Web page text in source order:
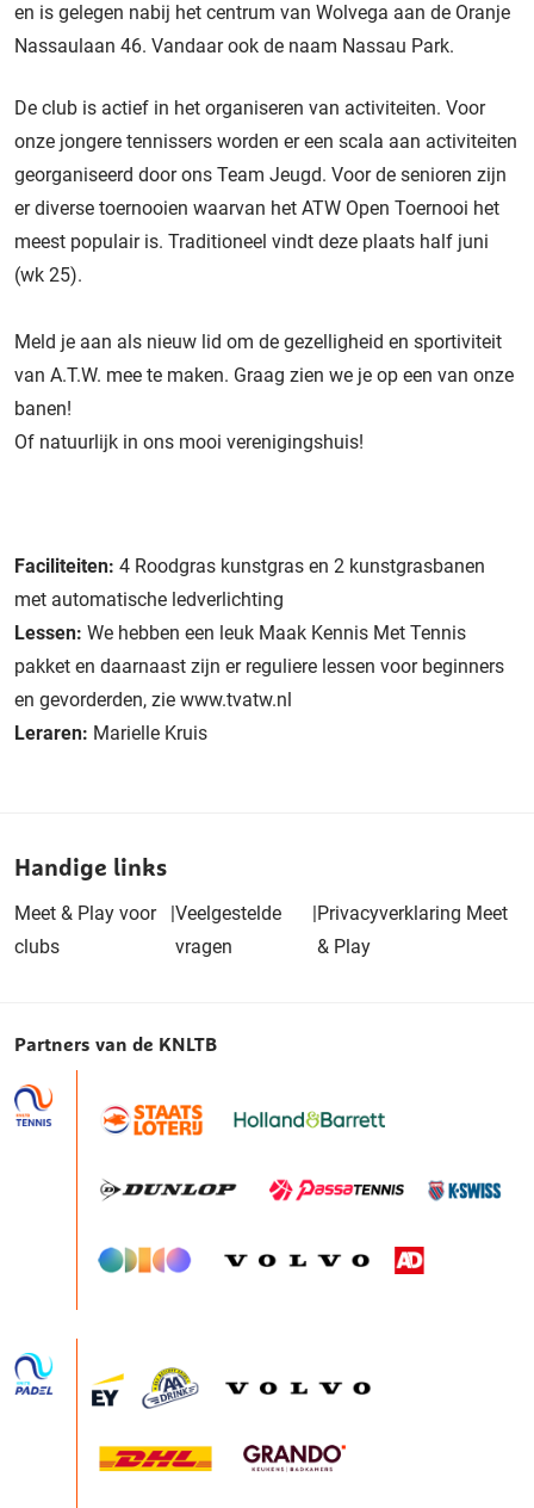
en is gelegen nabij het centrum van Wolvega aan de Oranje
Nassaulaan 46. Vandaar ook de naam Nassau Park.
De club is actief in het organiseren van activiteiten. Voor
onze jongere tennissers worden er een scala aan activiteiten
georganiseerd door ons Team Jeugd. Voor de senioren zijn
er diverse toernooien waarvan het ATW Open Toernooi het
meest populair is. Traditioneel vindt deze plaats half juni
(wk 25).
Meld je aan als nieuw lid om de gezelligheid en sportiviteit
van A.T.W. mee te maken. Graag zien we je op een van onze
banen!
Of natuurlijk in ons mooi verenigingshuis!
Faciliteiten: 4 Roodgras kunstgras en 2 kunstgrasbanen
met automatische ledverlichting
Lessen: We hebben een leuk Maak Kennis Met Tennis
pakket en daarnaast zijn er reguliere lessen voor beginners
en gevorderden, zie www.tvatw.nl
Leraren: Marielle Kruis
Handige links
Meet & Play voor
clubs
|Veelgestelde
vragen
|Privacyverklaring Meet
& Play
Partners van de KNLTB